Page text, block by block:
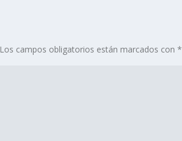
Los campos obligatorios están marcados con*